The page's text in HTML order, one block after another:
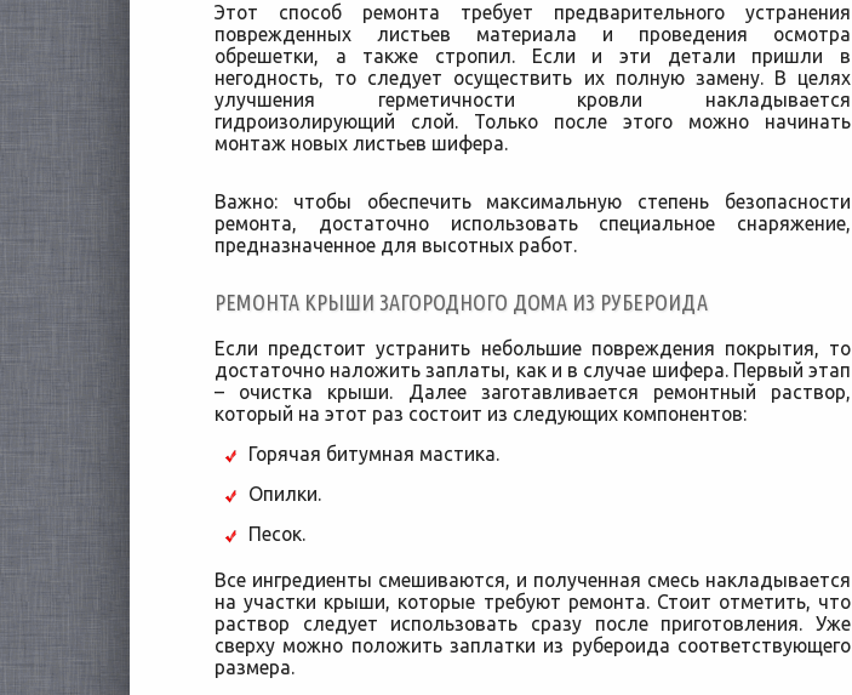
Этот способ ремонта требует предварительного устранения
поврежденных листьев материала и проведения осмотра
обрешетки, а также стропил. Если и эти детали пришли в
негодность, то следует осуществить их полную замену. В целях
улучшения герметичности кровли накладывается
гидроизолирующий слой. Только после этого можно начинать
монтаж новых листьев шифера.
Важно: чтобы обеспечить максимальную степень безопасности
ремонта, достаточно использовать специальное снаряжение,
предназначенное для высотных работ.
РЕМОНТА КРЫШИ ЗАГОРОДНОГО ДОМА ИЗ РУБЕРОИДА
Если предстоит устранить небольшие повреждения покрытия, то
достаточно наложить заплаты, как и в случае шифера. Первый этап
– очистка крыши. Далее заготавливается ремонтный раствор,
который на этот раз состоит из следующих компонентов:
Горячая битумная мастика.
Опилки.
Песок.
Все ингредиенты смешиваются, и полученная смесь накладывается
на участки крыши, которые требуют ремонта. Стоит отметить, что
раствор следует использовать сразу после приготовления. Уже
сверху можно положить заплатки из рубероида соответствующего
размера.